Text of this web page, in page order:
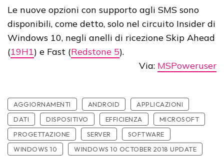
Le nuove opzioni con supporto agli SMS sono
disponibili, come detto, solo nel circuito Insider di
Windows 10, negli anelli di ricezione Skip Ahead
(19H1) e Fast (Redstone 5).
Via: MSPoweruser
AGGIORNAMENTI ANDROID
APPLICAZIONI
DATI
DISPOSITIVO EFFICIENZA
MICROSOFT
PROGETTAZIONE
SERVER
SOFTWARE
WINDOWS 10
WINDOWS 10 OCTOBER 2018 UPDATE